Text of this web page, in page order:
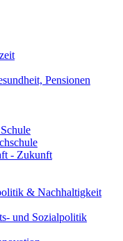
Pensionen
- Zukunft
& Nachhaltigkeit
und Sozialpolitik